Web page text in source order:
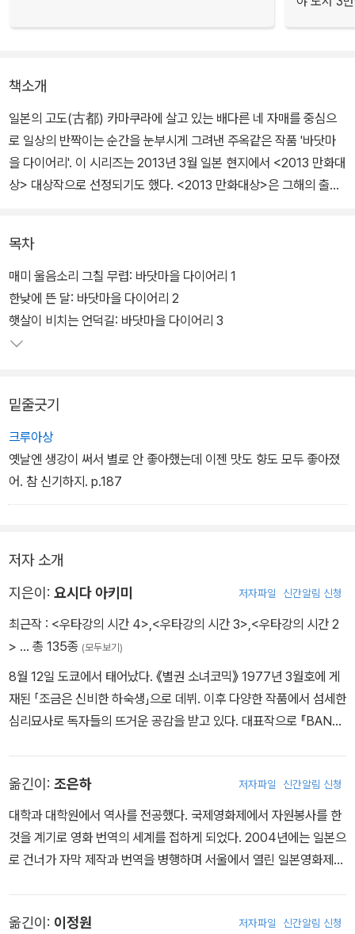
책소개
일본의 고도(古都) 카마쿠라에 살고 있는 배다른 네 자매를 중심으
로 일상의 반짝이는 순간을 눈부시게 그려낸 주옥같은 작품 '바닷마
을 다이어리'. 이 시리즈는 2013년 3월 일본 현지에서 <2013 만화대
상> 대상작으로 선정되기도 했다. <2013 만화대상>은 그해의 출간
품임을 의미한다. '바닷마을 다이어리'시리즈는 대상을 수상하며 그
압도적인 진가를 다시 한 번 입증한 셈이다.
목차
매미 울음소리 그칠 무렵: 바닷마을 다이어리 1
한낮에 뜬 달: 바닷마을 다이어리 2
햇살이 비치는 언덕길: 바닷마을 다이어리 3
밑줄긋기
크루아상
옛날엔 생강이 써서 별로 안 좋아했는데 이젠 맛도 향도 모두 좋아졌
어. 참 신기하지. p.187
저자 소개
지은이: 요시다 아키미 저자파일 신간알림 신청
최근작 : <우타강의 시간 4>,<우타강의 시간 3>,<우타강의 시간 2
> … 총 135종 (모두보기)
8월 12일 도쿄에서 태어났다. 《별권 소녀코믹》 1977년 3월호에 게
재된 「조금은 신비한 하숙생」으로 데뷔. 이후 다양한 작품에서 섬세한
심리묘사로 독자들의 뜨거운 공감을 받고 있다. 대표작으로 『BANA
청 미디어 예술제 만화 부문 우수상, 2013 일본 만화대상(1위), 제61
회 쇼가쿠칸만화상을 받았다. 지금은 《월간 Flowers》에서 『우타강
의 시간』을 연재중이다.
옮긴이: 조은하 저자파일 신간알림 신청
대학과 대학원에서 역사를 전공했다. 국제영화제에서 자원봉사를 한
것을 계기로 영화 번역의 세계를 접하게 되었다. 2004년에는 일본으
로 건너가 자막 제작과 번역을 병행하며 서울에서 열린 일본영화제
옮긴이: 이정원 저자파일 신간알림 신청